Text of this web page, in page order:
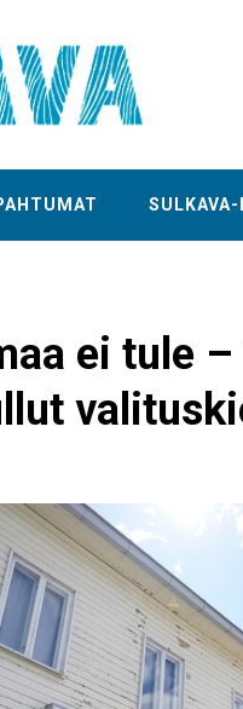
SULKAVA-
ei tule